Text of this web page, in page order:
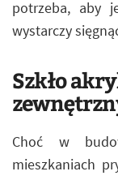
potrzeba, aby
wystarczy
Szkło
Choć w
mieszkaniach